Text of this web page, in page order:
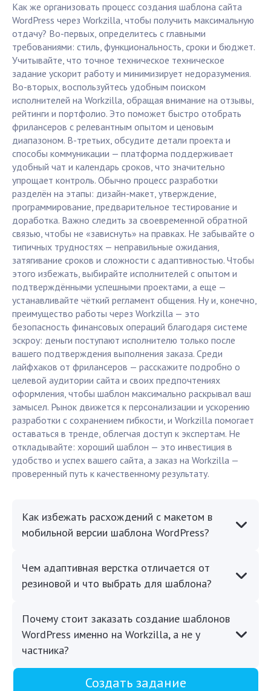
Как же организовать процесс создания шаблона сайта
WordPress через Workzilla, чтобы получить максимальную
отдачу? Во-первых, определитесь с главными
требованиями: стиль, функциональность, сроки и бюджет.
Учитывайте, что точное техническое техническое
задание ускорит работу и минимизирует недоразумения.
Во-вторых, воспользуйтесь удобным поиском
исполнителей на Workzilla, обращая внимание на отзывы,
рейтинги и портфолио. Это поможет быстро отобрать
фрилансеров с релевантным опытом и ценовым
диапазоном. В-третьих, обсудите детали проекта и
способы коммуникации — платформа поддерживает
удобный чат и календарь сроков, что значительно
упрощает контроль. Обычно процесс разработки
разделён на этапы: дизайн-макет, утверждение,
программирование, предварительное тестирование и
доработка. Важно следить за своевременной обратной
связью, чтобы не «зависнуть» на правках. Не забывайте о
типичных трудностях — неправильные ожидания,
затягивание сроков и сложности с адаптивностью. Чтобы
этого избежать, выбирайте исполнителей с опытом и
подтверждёнными успешными проектами, а еще —
устанавливайте чёткий регламент общения. Ну и, конечно,
преимущество работы через Workzilla — это
безопасность финансовых операций благодаря системе
эскроу: деньги поступают исполнителю только после
вашего подтверждения выполнения заказа. Среди
лайфхаков от фрилансеров — расскажите подробно о
целевой аудитории сайта и своих предпочтениях
оформления, чтобы шаблон максимально раскрывал ваш
замысел. Рынок движется к персонализации и ускорению
разработки с сохранением гибкости, и Workzilla помогает
оставаться в тренде, облегчая доступ к экспертам. Не
откладывайте: хороший шаблон — это инвестиция в
удобство и успех вашего сайта, а заказ на Workzilla —
проверенный путь к качественному результату.
Как избежать расхождений с макетом в
мобильной версии шаблона WordPress?
Чем адаптивная верстка отличается от
резиновой и что выбрать для шаблона?
Почему стоит заказать создание шаблонов
WordPress именно на Workzilla, а не у
частника?
Создать задание